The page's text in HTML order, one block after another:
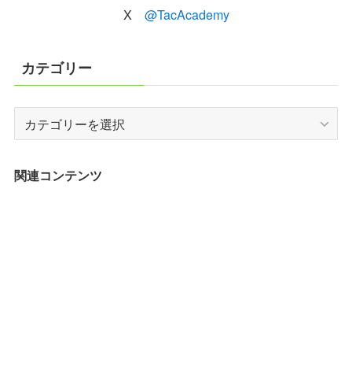
X @TacAcademy
カテゴリー
テ
リ
関連コンテンツ